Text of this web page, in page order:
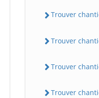
Trouver
Trouver
Trouver
Trouver